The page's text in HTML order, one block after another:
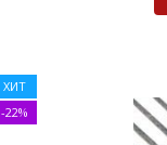
ХИТ
-22%